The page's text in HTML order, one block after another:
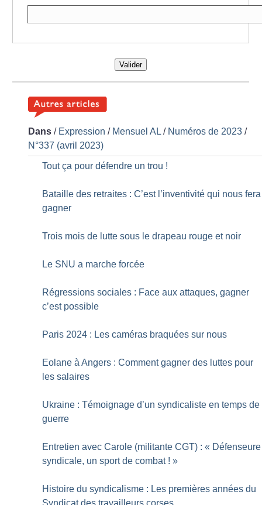
Valider
Dans / Expression / Mensuel AL / Numéros de 2023 /
N°337 (avril 2023)
Tout ça pour défendre un trou !
Bataille des retraites : C’est l’inventivité qui nous fera
gagner
Trois mois de lutte sous le drapeau rouge et noir
Le SNU a marche forcée
Régressions sociales : Face aux attaques, gagner
c’est possible
Paris 2024 : Les caméras braquées sur nous
Eolane à Angers : Comment gagner des luttes pour
les salaires
Ukraine : Témoignage d’un syndicaliste en temps de
guerre
Entretien avec Carole (militante CGT) : « Défenseure
syndicale, un sport de combat ! »
Histoire du syndicalisme : Les premières années du